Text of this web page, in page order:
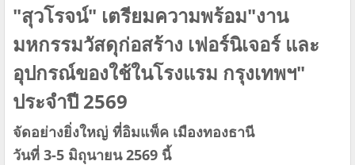
"สุวโรจน์" เตรียมความพร้อม​"งาน
มหกรรมวัสดุก่อสร้าง​ เฟอร์นิเจอร์ และ
อุปกรณ์ของใช้ในโรงแรม​ กรุงเทพฯ" ​
ประจำปี ​2569​
จัดอย่างยิ่งใหญ่ ที่อิมแพ็ค​ ​เมืองทองธานี​
วันที่​ 3-5 มิถุนายน​ 2569​ ​นี้